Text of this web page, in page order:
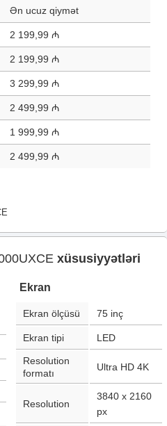
Ən ucuz qiymət
2 199,99 ₼
2 199,99 ₼
3 299,99 ₼
2 499,99 ₼
1 999,99 ₼
2 499,99 ₼
xüsusiyyətləri
Ekran
Ekran ölçüsü 75 inç
Ekran tipi LED
Resolution
formatı
Ultra HD 4K
Resolution
3840 x 2160
px